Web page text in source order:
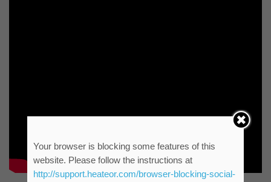
Your browser is blocking some features of this
website. Please follow the instructions at
http://support.heateor.com/browser-blocking-social-